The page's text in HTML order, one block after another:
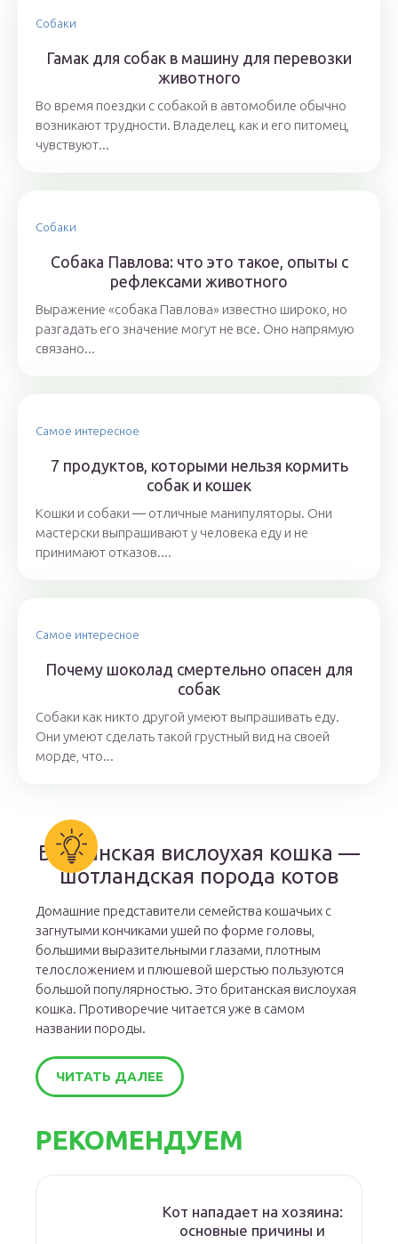
Собаки
Гамак для собак в машину для перевозки
животного
Во время поездки с собакой в автомобиле обычно
возникают трудности. Владелец, как и его питомец,
чувствуют...
Собаки
Собака Павлова: что это такое, опыты с
рефлексами животного
Выражение «собака Павлова» известно широко, но
разгадать его значение могут не все. Оно напрямую
связано...
Самое интересное
7 продуктов, которыми нельзя кормить
собак и кошек
Кошки и собаки ― отличные манипуляторы. Они
мастерски выпрашивают у человека еду и не
принимают отказов....
Самое интересное
Почему шоколад смертельно опасен для
собак
Собаки как никто другой умеют выпрашивать еду.
Они умеют сделать такой грустный вид на своей
морде, что...
Британская вислоухая кошка —
шотландская порода котов
Домашние представители семейства кошачьих с
загнутыми кончиками ушей по форме головы,
большими выразительными глазами, плотным
телосложением и плюшевой шерстью пользуются
большой популярностью. Это британская вислоухая
кошка. Противоречие читается уже в самом
названии породы.
ЧИТАТЬ ДАЛЕЕ
РЕКОМЕНДУЕМ
Кот нападает на хозяина:
основные причины и